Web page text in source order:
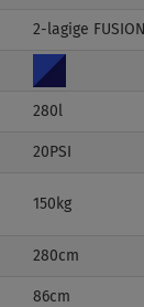
2-lagige FUSION
280l
20PSI
150kg
280cm
86cm